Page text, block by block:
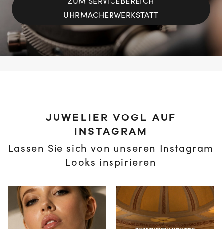
ZUM SERVICEBEREICH
UHRMACHERWERKSTATT
JUWELIER VOGL AUF
INSTAGRAM
Lassen Sie sich von unseren Instagram
Looks inspirieren